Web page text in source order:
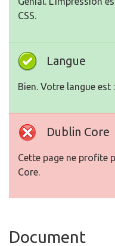
CSS.
Langue
Bien. Votre langue est :
Dublin Core
Cette page ne profite
Core.
Document